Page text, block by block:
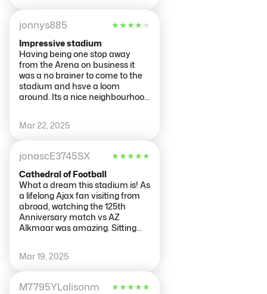
jonnys885 ★★★★ ★
Impressive stadium
Having being one stop away
from the Arena on business it
was a no brainer to come to the
stadium and hsve a loom
around. Its a nice neighbourhood
Mar 22, 2025
jonascE3745SX ★★★★★
Cathedral of Football
What a dream this stadium is! As
a lifelong Ajax fan visiting from
abroad, watching the 125th
Anniversary match vs AZ
Alkmaar was amazing. Sitting
Everything about this place is
perfect [except for getting on the
metro with 55,000 other nuts].
Mar 19, 2025
M7795YLalisonm ★★★★★